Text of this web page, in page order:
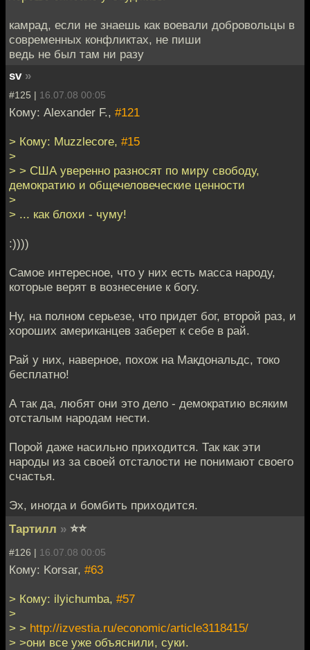
камрад, если не знаешь как воевали добровольцы в
современных конфликтах, не пиши
ведь не был там ни разу
sv »
#125 | 16.07.08 00:05
Кому: Alexander F., #121
> Кому: Muzzlecore, #15
>
> > США уверенно разносят по миру свободу,
демократию и общечеловеческие ценности
>
> ... как блохи - чуму!
:))))
Самое интересное, что у них есть масса народу,
которые верят в вознесение к богу.
Ну, на полном серьезе, что придет бог, второй раз, и
хороших американцев заберет к себе в рай.
Рай у них, наверное, похож на Макдональдс, токо
бесплатно!
А так да, любят они это дело - демократию всяким
отсталым народам нести.
Порой даже насильно приходится. Так как эти
народы из за своей отсталости не понимают своего
счастья.
Эх, иногда и бомбить приходится.
Тартилл » ⭐⭐
#126 | 16.07.08 00:05
Кому: Korsar, #63
> Кому: ilyichumba, #57
>
> > http://izvestia.ru/economic/article3118415/
> >они все уже объяснили, суки.